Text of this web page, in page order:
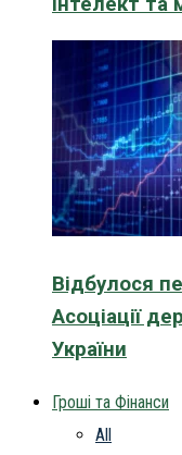
Відбулося
Асоціації
України
Гроші та Фінанси
All